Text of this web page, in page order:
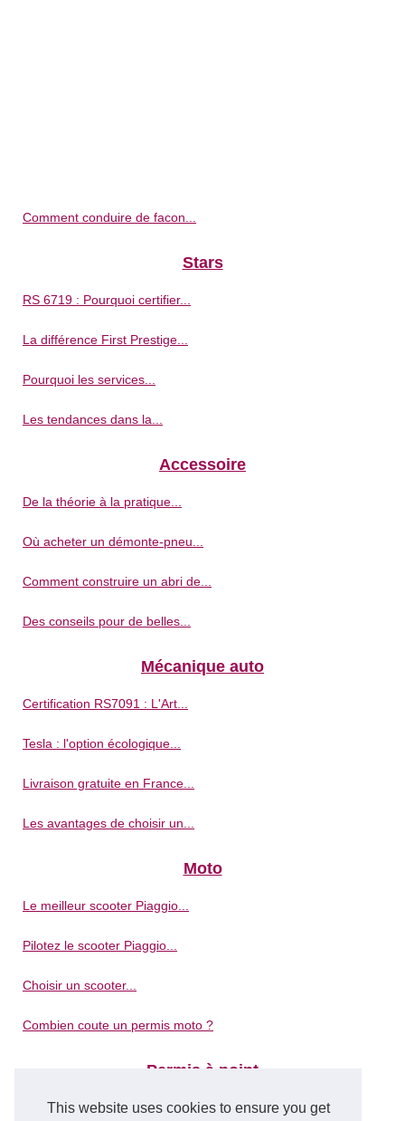
This website uses cookies to ensure you get
Comment conduire de facon...
Stars
RS 6719 : Pourquoi certifier...
La différence First Prestige...
Pourquoi les services...
Les tendances dans la...
Accessoire
De la théorie à la pratique...
Où acheter un démonte-pneu...
Comment construire un abri de...
Des conseils pour de belles...
Mécanique auto
Certification RS7091 : L'Art...
Tesla : l'option écologique...
Livraison gratuite en France...
Les avantages de choisir un...
Moto
Le meilleur scooter Piaggio...
Pilotez le scooter Piaggio...
Choisir un scooter...
Combien coute un permis moto ?
Permis à point
Stages de récupération de...